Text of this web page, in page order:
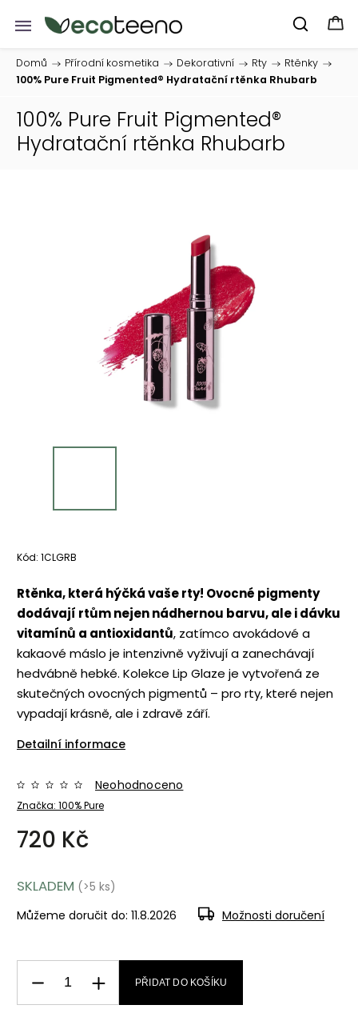
Domů / Přírodní kosmetika / Dekorativní / Rty / Rtěnky /
100% Pure Fruit Pigmented® Hydratační rtěnka Rhubarb
100% Pure Fruit Pigmented®
Hydratační rtěnka Rhubarb
Kód: 1CLGRB
Rtěnka, která hýčká vaše rty! Ovocné pigmenty
dodávají rtům nejen nádhernou barvu, ale i dávku
vitamínů a antioxidantů, zatímco avokádové a
kakaové máslo je intenzivně vyživují a zanechávají
hedvábně hebké. Kolekce Lip Glaze je vytvořená ze
skutečných ovocných pigmentů – pro rty, které nejen
vypadají krásně, ale i zdravě září.
Detailní informace
Značka: 100% Pure
Neohodnoceno
720 Kč
SKLADEM (>5 ks)
Můžeme doručit do: 11.8.2026 Možnosti doručení
PŘIDAT DO KOŠÍKU